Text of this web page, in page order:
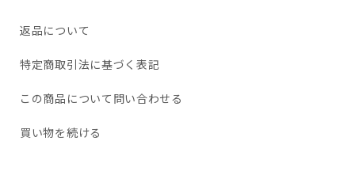
返品について
特定商取引法に基づく表記
この商品について問い合わせる
買い物を続ける